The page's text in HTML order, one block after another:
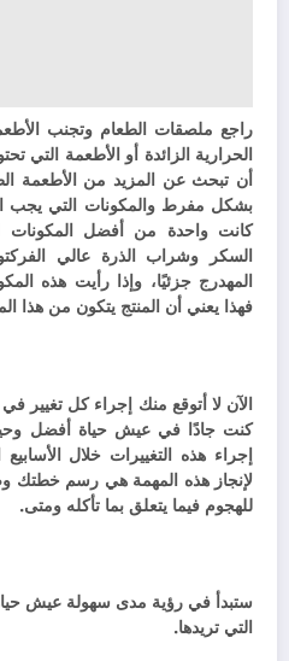
راجع ملصقات الطعام وتجنب
الحرارية الزائدة أو الأطعمة
أن تبحث عن المزيد من الأطعمة
بشكل مفرط والمكونات التي يجب
كانت واحدة من أفضل المكونات
السكر وشراب الذرة عالي
المهدرج جزئيًا، وإذا رأيت هذه
فهذا يعني أن المنتج يتكون من هذا
الآن لا أتوقع منك إجراء كل تغيير
كنت جادًا في عيش حياة أفضل
إجراء هذه التغييرات خلال
لإنجاز هذه المهمة هي رسم خطتك
للهجوم فيما يتعلق بما تأكله ومتى.
ستبدأ في رؤية مدى سهولة عيش
التي تريدها.